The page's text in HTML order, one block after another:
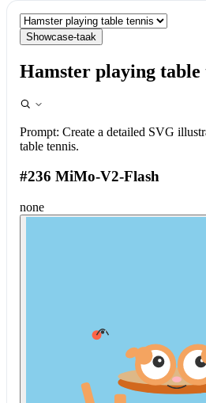
Showcase-taak
Hamster playing table
Prompt: Create a detailed SVG
table tennis.
#236 MiMo-V2-Flash
none